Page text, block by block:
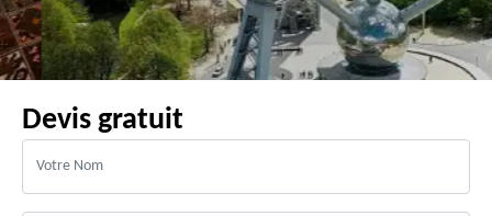
Devis gratuit